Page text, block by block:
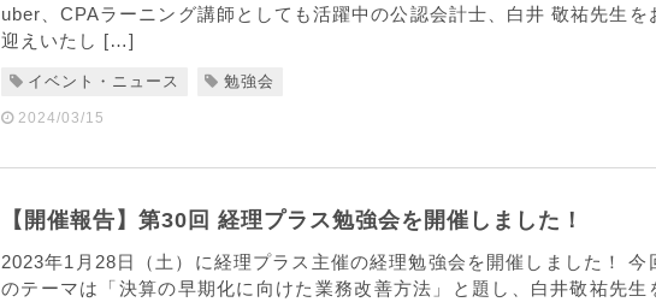
uber、CPAラーニング講師としても活躍中の公認会計士、白井 敬祐先生を
迎えいたし […]
イベント・ニュース 勉強会
2024/03/15
【開催報告】第30回 経理プラス勉強会を開催しました！
2023年1月28日（土）に経理プラス主催の経理勉強会を開催しました！ 今
のテーマは「決算の早期化に向けた業務改善方法」と題し、白井敬祐先生